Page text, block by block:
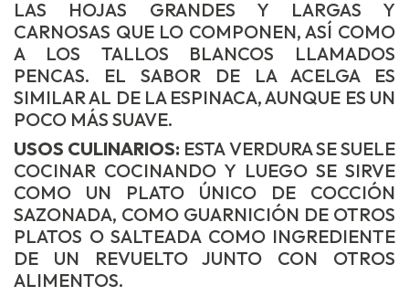
LAS HOJAS GRANDES Y LARGAS Y
CARNOSAS QUE LO COMPONEN, ASÍ COMO
A LOS TALLOS BLANCOS LLAMADOS
PENCAS. EL SABOR DE LA ACELGA ES
SIMILAR AL DE LA ESPINACA, AUNQUE ES UN
POCO MÁS SUAVE.
USOS CULINARIOS: ESTA VERDURA SE SUELE
COCINAR COCINANDO Y LUEGO SE SIRVE
COMO UN PLATO ÚNICO DE COCCIÓN
SAZONADA, COMO GUARNICIÓN DE OTROS
PLATOS O SALTEADA COMO INGREDIENTE
DE UN REVUELTO JUNTO CON OTROS
ALIMENTOS.